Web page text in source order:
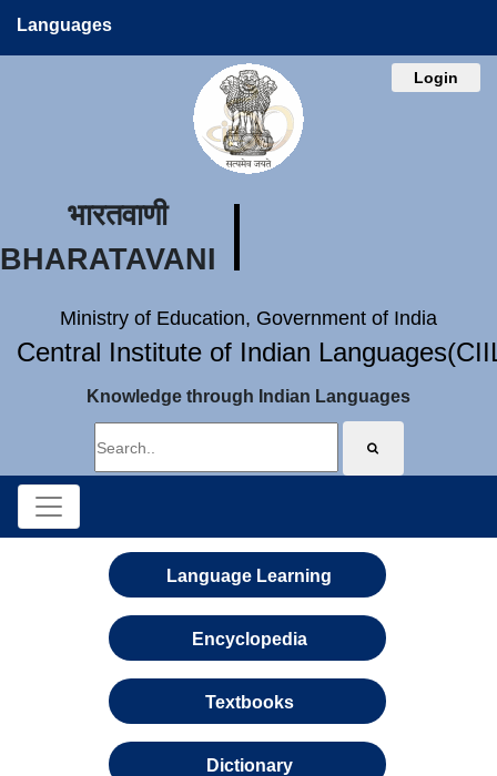
Languages
Login
भारतवाणी
BHARATAVANI
Ministry of Education, Government of India
Central Institute of Indian
Knowledge through Indian Languages
Language Learning
Encyclopedia
Textbooks
Dictionary